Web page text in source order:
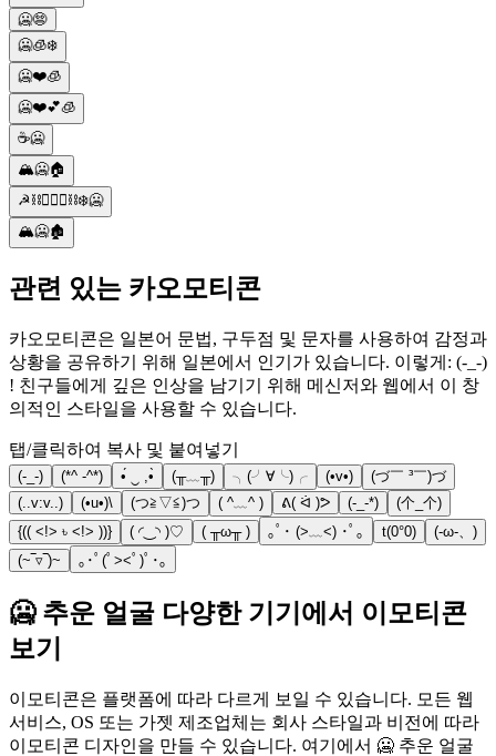
🥶😨
🥶🧊❄️
🥶❤️🧊
🥶❤️💕🧊
☕️🥶
🏔️🥶🏠
☭⛓️👮🏼‍♂️⛓️❄️🥶
🏔️🥶🏚️
관련 있는 카오모티콘
카오모티콘은 일본어 문법, 구두점 및 문자를 사용하여 감정과
상황을 공유하기 위해 일본에서 인기가 있습니다. 이렇게: (-_-)
! 친구들에게 깊은 인상을 남기기 위해 메신저와 웹에서 이 창
의적인 스타일을 사용할 수 있습니다.
탭/클릭하여 복사 및 붙여넣기
(-_-) (*^ -^*) •́ ‿ ,•̀ (╥﹏╥) ╮(╯∀╰)╭ (•v•)
(づ￣ ³￣)づ
(..v:v..)
(•u•)\ (つ≧▽≦)つ ( ^﹏^ ) ᕕ( ᐛ )ᕗ (-_-*)
(个_个)
{(( <!> ৳ <!> ))}
( ◜‿◝ )♡ ( ╥ω╥ ) ｡ﾟ･ (>﹏<) ･ﾟ｡ t(0°0)
(-ω-、)
(~‾▿‾)~
｡･ﾟ(ﾟ><ﾟ)ﾟ･｡
🥶 추운 얼굴 다양한 기기에서 이모티콘
보기
이모티콘은 플랫폼에 따라 다르게 보일 수 있습니다. 모든 웹
서비스, OS 또는 가젯 제조업체는 회사 스타일과 비전에 따라
이모티콘 디자인을 만들 수 있습니다. 여기에서 🥶 추운 얼굴